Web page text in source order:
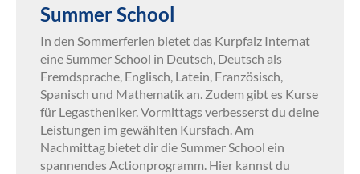
Summer School
In den Sommerferien bietet das Kurpfalz Internat
eine Summer School in Deutsch, Deutsch als
Fremdsprache, Englisch, Latein, Französisch,
Spanisch und Mathematik an. Zudem gibt es Kurse
für Legastheniker. Vormittags verbesserst du deine
Leistungen im gewählten Kursfach. Am
Nachmittag bietet dir die Summer School ein
spannendes Actionprogramm. Hier kannst du